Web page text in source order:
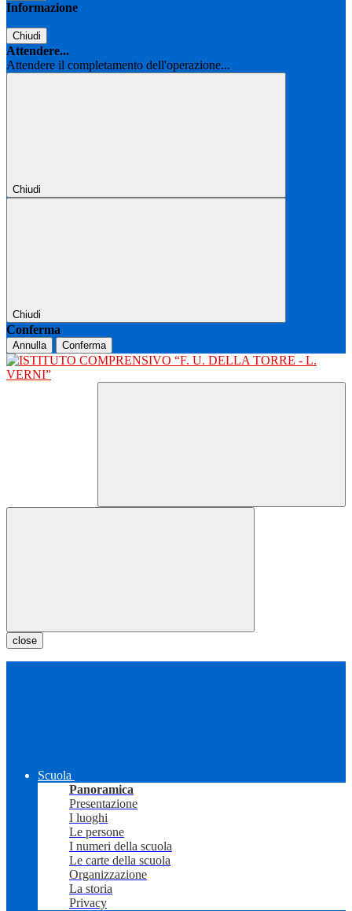
Informazione
Chiudi
Attendere...
Attendere il completamento dell'operazione...
Chiudi
Chiudi
Conferma
Annulla Conferma
close
Scuola
Panoramica
Presentazione
I luoghi
Le persone
I numeri della scuola
Le carte della scuola
Organizzazione
La storia
Privacy